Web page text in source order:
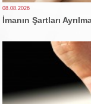
08.08.2026
İmanın Şartları